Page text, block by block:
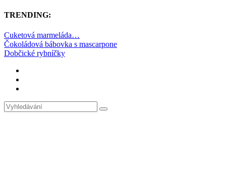
TRENDING:
Cuketová marmeláda…
Čokoládová bábovka s mascarpone
Dobčické rybníčky